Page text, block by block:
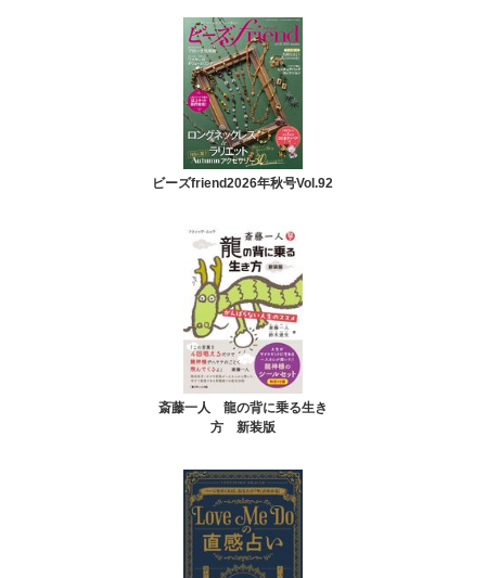
ビーズfriend2026年秋号Vol.92
斎藤一人 龍の背に乗る生き
方 新装版